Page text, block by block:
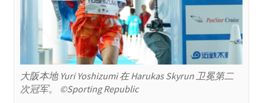
大阪本地 Yuri Yoshizumi 在 Harukas Skyrun 卫冕第二
次冠军。 ©Sporting Republic